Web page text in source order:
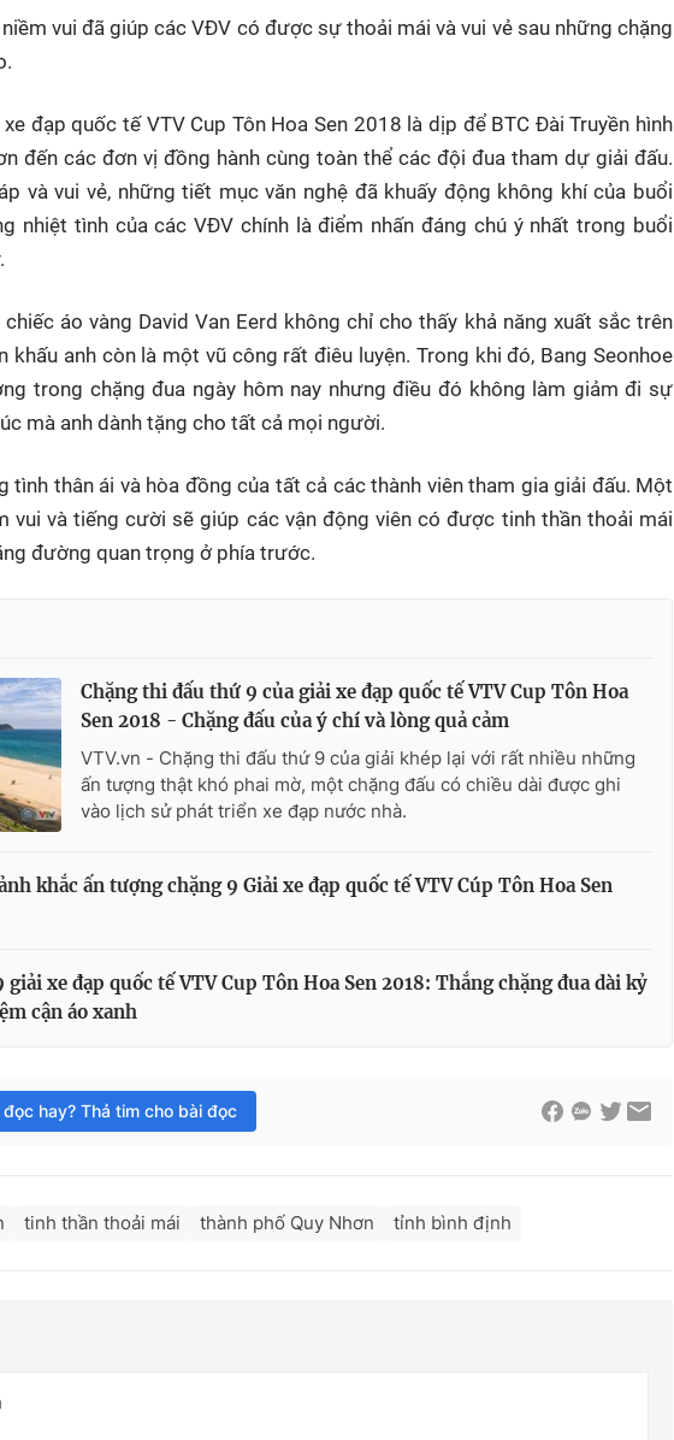
vui đã giúp các VĐV có được sự thoải mái và vui vẻ sau những chặng
đạp quốc tế VTV Cup Tôn Hoa Sen 2018 là dịp để BTC Đài Truyền hình
đến các đơn vị đồng hành cùng toàn thể các đội đua tham dự giải đấu.
và vui vẻ, những tiết mục văn nghệ đã khuấy động không khí của buổi
nhiệt tình của các VĐV chính là điểm nhấn đáng chú ý nhất trong buổi
áo vàng David Van Eerd không chỉ cho thấy khả năng xuất sắc trên
khấu anh còn là một vũ công rất điêu luyện. Trong khi đó, Bang Seonhoe
trong chặng đua ngày hôm nay nhưng điều đó không làm giảm đi sự
mà anh dành tặng cho tất cả mọi người.
tình thân ái và hòa đồng của tất cả các thành viên tham gia giải đấu. Một
vui và tiếng cười sẽ giúp các vận động viên có được tinh thần thoải mái
đường quan trọng ở phía trước.
Chặng thi đấu thứ 9 của giải xe đạp quốc tế VTV Cup Tôn Hoa
Sen 2018 - Chặng đấu của ý chí và lòng quả cảm
VTV.vn - Chặng thi đấu thứ 9 của giải khép lại với rất nhiều những
ấn tượng thật khó phai mờ, một chặng đấu có chiều dài được ghi
vào lịch sử phát triển xe đạp nước nhà.
khắc ấn tượng chặng 9 Giải xe đạp quốc tế VTV Cúp Tôn Hoa Sen
xe đạp quốc tế VTV Cup Tôn Hoa Sen 2018: Thắng chặng đua dài kỷ
cận áo xanh
đọc hay? Thả tim cho bài đọc
tinh thần thoải mái thành phố Quy Nhơn tỉnh bình định